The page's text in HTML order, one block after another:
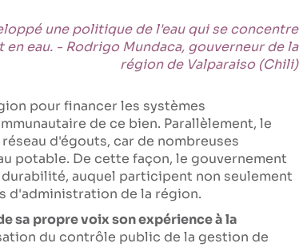
une politique de l'eau qui se concentre
eau. - Rodrigo Mundaca, gouverneur de la
région de Valparaiso (Chili)
pour financer les systèmes
de ce bien. Parallèlement, le
d'égouts, car de nombreuses
potable. De cette façon, le gouvernement
auquel participent non seulement
d'administration de la région.
sa propre voix son expérience à la
du contrôle public de la gestion de